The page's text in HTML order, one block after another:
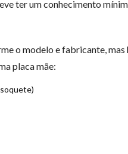
ter um conhecimento
o modelo e fabricante,
placa mãe: